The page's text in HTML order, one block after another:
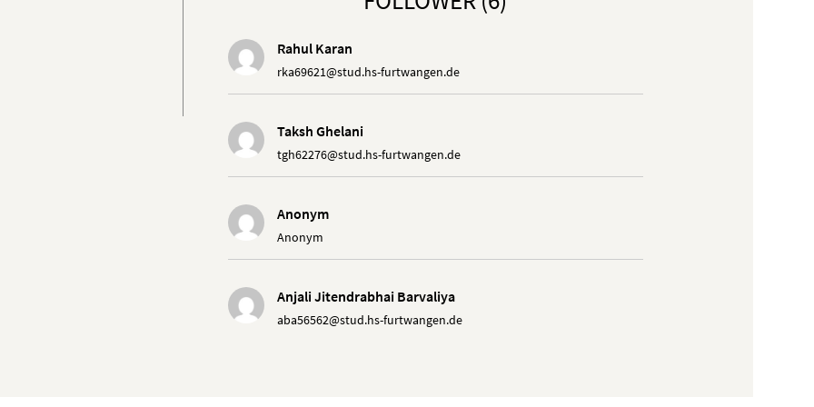
Rahul Karan
rka69621@stud.hs-furtwangen.de
Taksh Ghelani
tgh62276@stud.hs-furtwangen.de
Anonym
Anonym
Anjali Jitendrabhai Barvaliya
aba56562@stud.hs-furtwangen.de